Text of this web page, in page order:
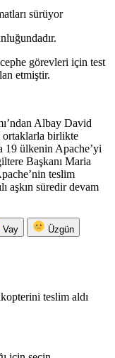
sürüyor
görevleri için test
etmiştir.
Albay David
birlikte
19 ülkenin Apache’yi
Başkanı Maria
teslim
aşkın süredir devam
Vay Üzgün
teslim aldı